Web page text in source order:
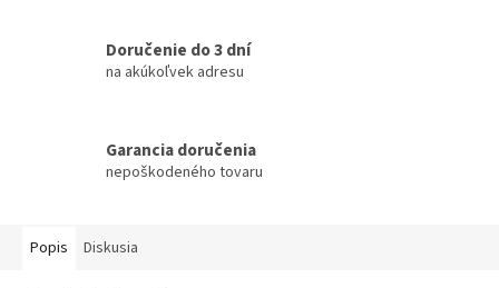
Doručenie do 3 dní
na akúkoľvek adresu
Garancia doručenia
nepoškodeného tovaru
Popis Diskusia